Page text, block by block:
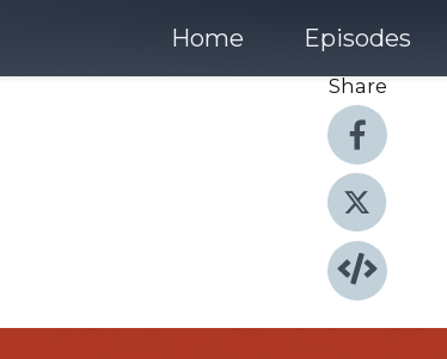
Home Episodes
Share